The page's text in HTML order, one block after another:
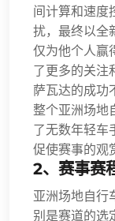
间计算和速度
扰，最终以全
仅为他个人赢
了更多的关注
萨瓦达的成功
整个亚洲场地
了无数年轻车
促使赛事的观
2、赛事赛
亚洲场地自行
别是赛道的选